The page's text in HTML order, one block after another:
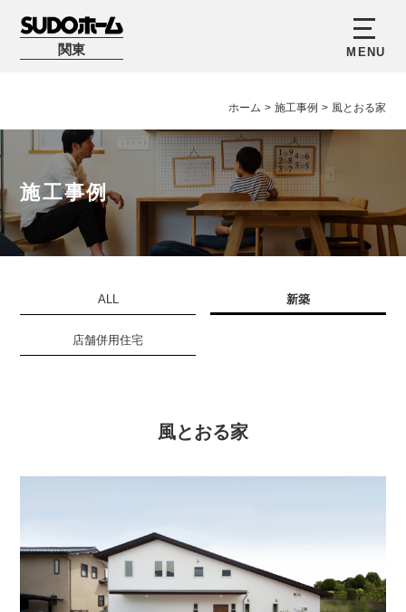
関東
ホーム > 施工事例 > 風とおる家
施工事例
ALL 新築
店舗併用住宅
風とおる家